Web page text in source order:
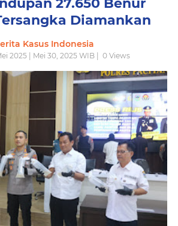
27.650 Benur
Diamankan
Kasus Indonesia
2025 | Mei 30, 2025 WIB | 0 Views